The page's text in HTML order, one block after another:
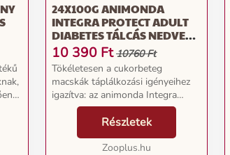
24X100G ANIMONDA
INTEGRA PROTECT ADULT
DIABETES TÁLCÁS NEDVES
MACSKATÁP-NYÚL
10 390 Ft 10760 Ft
Tökéletesen a cukorbeteg
macskák táplálkozási igényeihez
igazítva: az animonda Integra
Protect Adult Diabetes támogatja
a stabil vércukorszintet, ezért
kiváló teljes értékű eledel
cukorbeteg macskák s...
Részletek
Zooplus.hu